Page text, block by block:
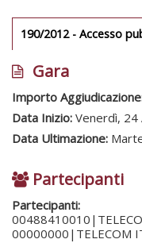
Gare gara
190/2012 - Accesso
Gara
Importo
Data Inizio: Venerdì, 24
Data Ultimazione:
Partecipanti
Partecipanti:
00000000|TELECOM